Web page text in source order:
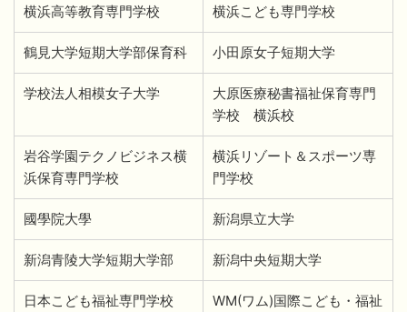
横浜高等教育専門学校 横浜こども専門学校
鶴見大学短期大学部保育科 小田原女子短期大学
学校法人相模女子大学
大原医療秘書福祉保育専門
学校 横浜校
岩谷学園テクノビジネス横
浜保育専門学校
横浜リゾート＆スポーツ専
門学校
國學院大學 新潟県立大学
新潟青陵大学短期大学部 新潟中央短期大学
日本こども福祉専門学校
WM(ワム)国際こども・福祉